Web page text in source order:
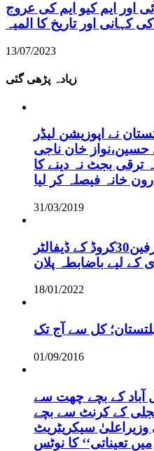
اور ایم کیو ایم کی عروج
کہانی اور تاریخ کا المیہ
13/07/2023
زیادہ پڑھی گئی
نے اپوزیشن لیڈر
حسین،نواز خان ناجی
ترقی بجٹ نہ دینے کا
خانہ فیصلہ کر لیا
31/03/2019
گلگت بلتستان، بجلی صارفین30کروڈ کے ڈیفالٹر
کے لیے باضابطہ پلان
18/01/2022
کل سے آج تک
01/09/2016
آباد کے بچے چھت سے
کے کرنٹ سے بچے
سیکریٹریٹ
میں تعیناتی‘‘ کا نوٹس